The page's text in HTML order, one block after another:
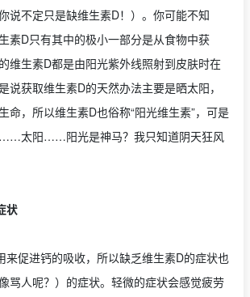
说不定只是缺维生素D！）。你可能不知
素D只有其中的极小一部分是从食物中获
维生素D都是由阳光紫外线照射到皮肤时在
说获取维生素D的天然办法主要是晒太阳，
命，所以维生素D也俗称“阳光维生素”，可是
太阳……阳光是神马？我只知道阴天狂风
状
来促进钙的吸收，所以缺乏维生素D的症状也
骂人呢？）的症状。轻微的症状会感觉疲劳